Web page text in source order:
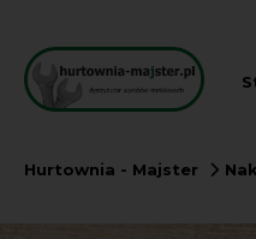
Hurtownia - Majster